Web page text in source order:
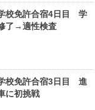
校免許合宿4日目 学
了→適性検査
校免許合宿3日目 進
に初挑戦